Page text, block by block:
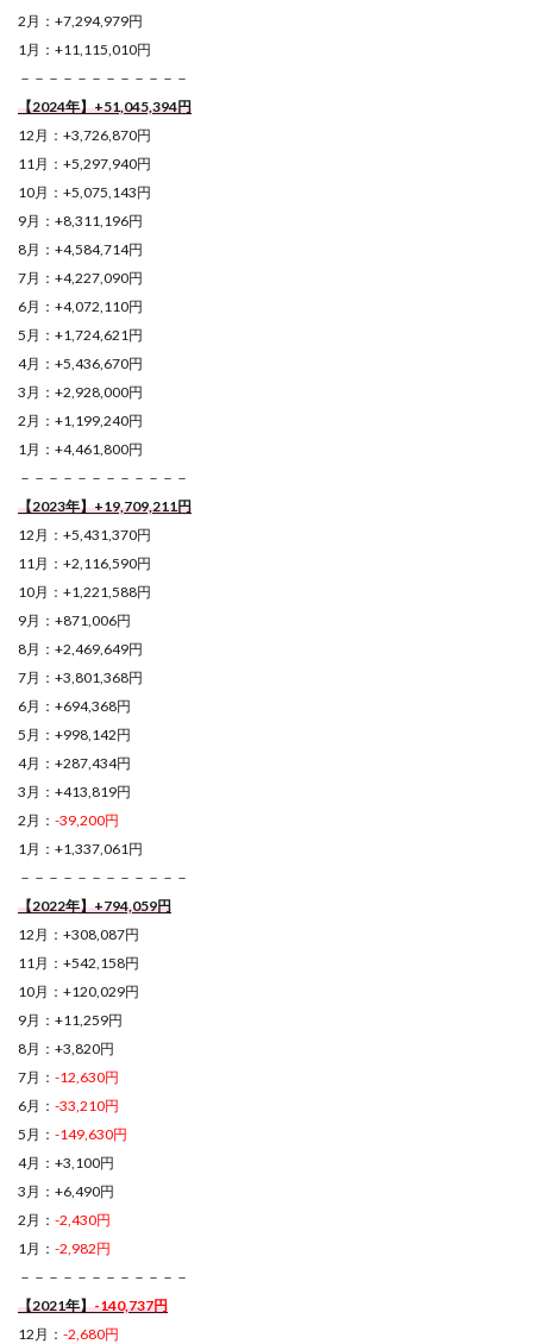
2月：+7,294,979円
1月：+11,115,010円
－－－－－－－－－－－－
【2024年】+51,045,394円
12月：+3,726,870円
11月：+5,297,940円
10月：+5,075,143円
9月：+8,311,196円
8月：+4,584,714円
7月：+4,227,090円
6月：+4,072,110円
5月：+1,724,621円
4月：+5,436,670円
3月：+2,928,000円
2月：+1,199,240円
1月：+4,461,800円
－－－－－－－－－－－－
【2023年】+19,709,211円
12月：+5,431,370円
11月：+2,116,590円
10月：+1,221,588円
9月：+871,006円
8月：+2,469,649円
7月：+3,801,368円
6月：+694,368円
5月：+998,142円
4月：+287,434円
3月：+413,819円
2月： -39,200円
1月：+1,337,061円
－－－－－－－－－－－－
【2022年】+794,059円
12月：+308,087円
11月：+542,158円
10月：+120,029円
9月：+11,259円
8月：+3,820円
7月： -12,630円
6月： -33,210円
5月： -149,630円
4月：+3,100円
3月：+6,490円
2月： -2,430円
1月： -2,982円
－－－－－－－－－－－－
【2021年】-140,737円
12月： -2,680円